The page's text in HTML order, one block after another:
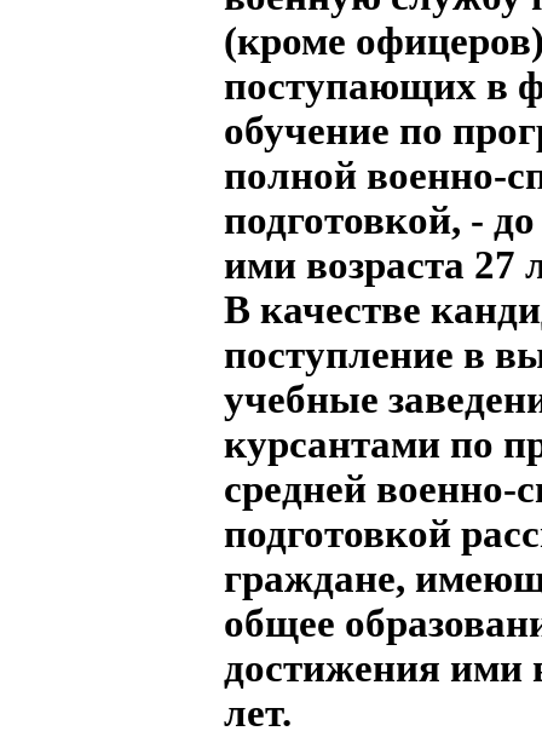
(кроме
поступающих в
обучение по
полной военно-
подготовкой, -
ими возраста 27
В качестве
поступление в
учебные
курсантами по
средней военно-
подготовкой
граждане,
общее
достижения ими
лет.